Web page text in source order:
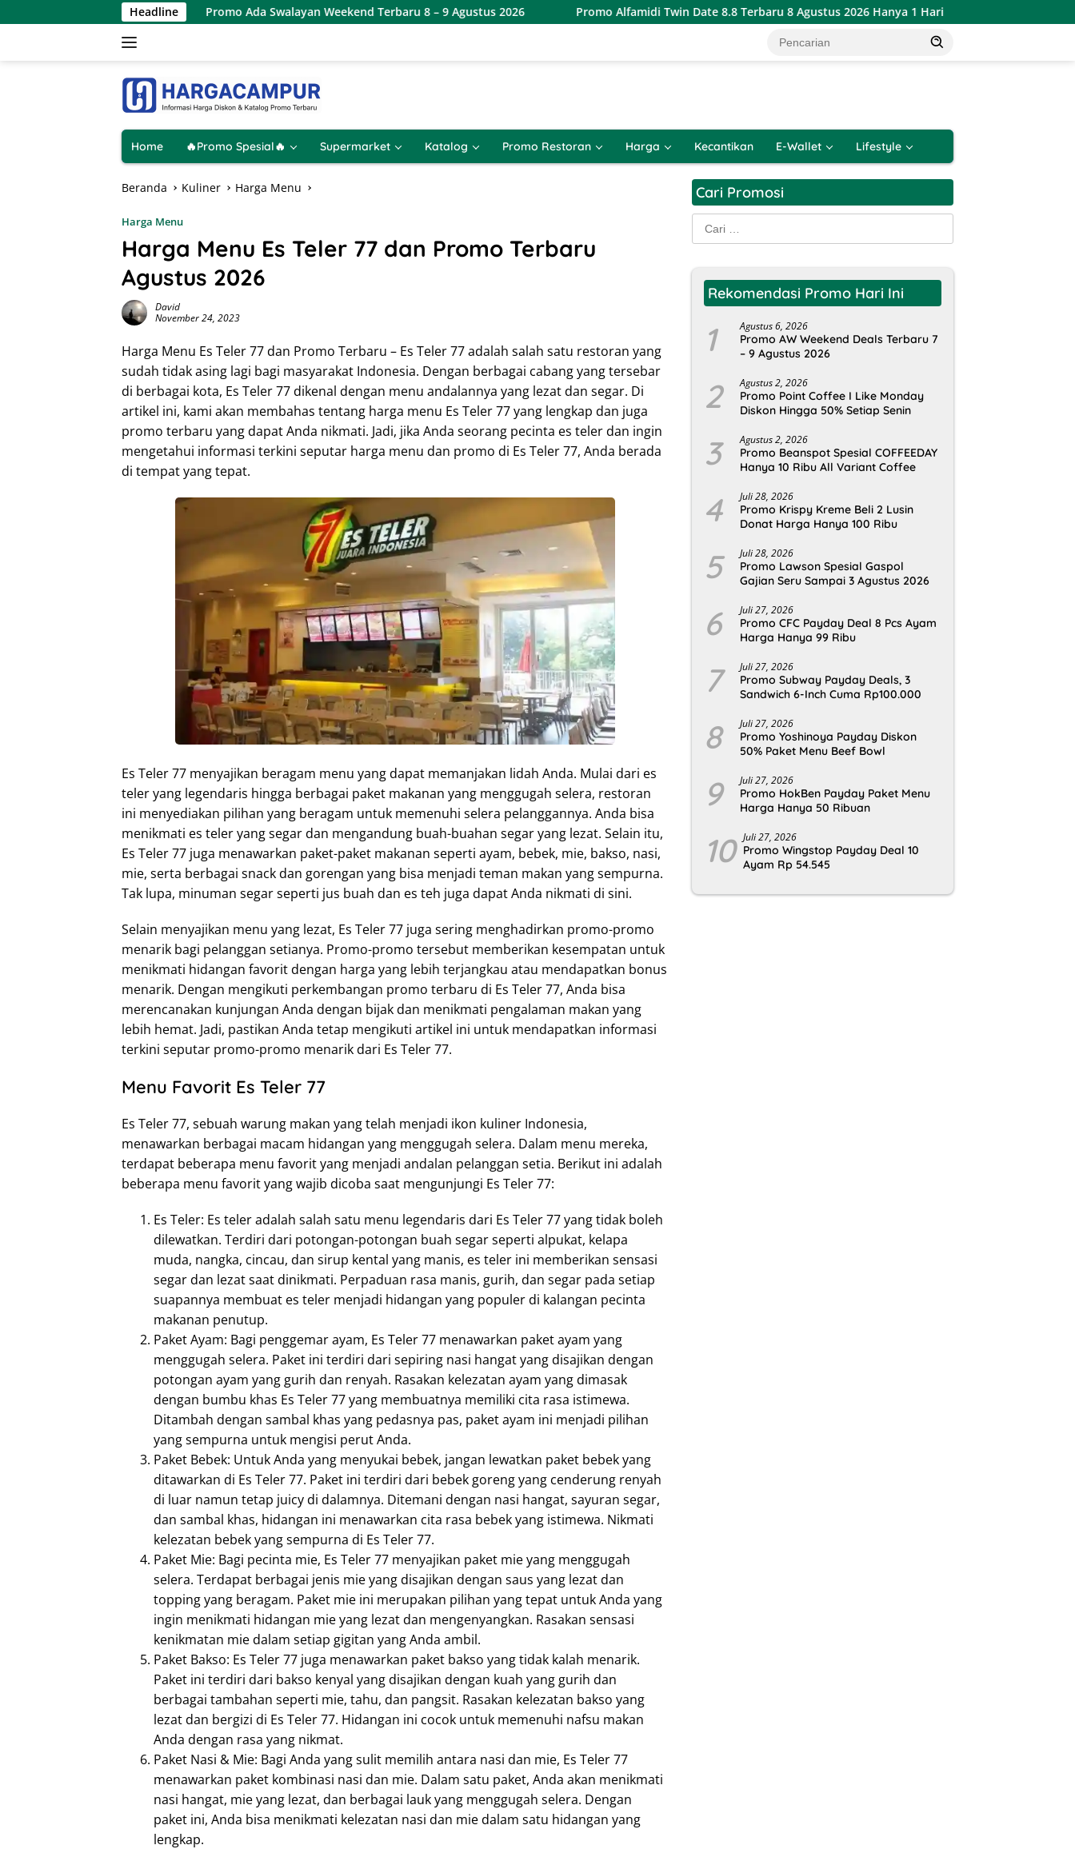
ke
Headline
Promo Ada Swalayan Weekend Terbaru 8 – 9 Agustus 2026 Promo Alfamidi Twin Date 8.8 Terbaru 8 Agustus 2026 Hanya 1 Hari Katalog Promo PSM
Home 🔥Promo Spesial🔥 Supermarket Katalog Promo Restoran Harga Kecantikan E-Wallet Lifestyle
Beranda Kuliner Harga Menu
Harga Menu
Harga Menu Es Teler 77 dan Promo Terbaru
Agustus 2026
David
November 24, 2023
Harga Menu Es Teler 77 dan Promo Terbaru – Es Teler 77 adalah salah satu restoran yang
sudah tidak asing lagi bagi masyarakat Indonesia. Dengan berbagai cabang yang tersebar
di berbagai kota, Es Teler 77 dikenal dengan menu andalannya yang lezat dan segar. Di
artikel ini, kami akan membahas tentang harga menu Es Teler 77 yang lengkap dan juga
promo terbaru yang dapat Anda nikmati. Jadi, jika Anda seorang pecinta es teler dan ingin
mengetahui informasi terkini seputar harga menu dan promo di Es Teler 77, Anda berada
di tempat yang tepat.
Es Teler 77 menyajikan beragam menu yang dapat memanjakan lidah Anda. Mulai dari es
teler yang legendaris hingga berbagai paket makanan yang menggugah selera, restoran
ini menyediakan pilihan yang beragam untuk memenuhi selera pelanggannya. Anda bisa
menikmati es teler yang segar dan mengandung buah-buahan segar yang lezat. Selain itu,
Es Teler 77 juga menawarkan paket-paket makanan seperti ayam, bebek, mie, bakso, nasi,
mie, serta berbagai snack dan gorengan yang bisa menjadi teman makan yang sempurna.
Tak lupa, minuman segar seperti jus buah dan es teh juga dapat Anda nikmati di sini.
Selain menyajikan menu yang lezat, Es Teler 77 juga sering menghadirkan promo-promo
menarik bagi pelanggan setianya. Promo-promo tersebut memberikan kesempatan untuk
menikmati hidangan favorit dengan harga yang lebih terjangkau atau mendapatkan bonus
menarik. Dengan mengikuti perkembangan promo terbaru di Es Teler 77, Anda bisa
merencanakan kunjungan Anda dengan bijak dan menikmati pengalaman makan yang
lebih hemat. Jadi, pastikan Anda tetap mengikuti artikel ini untuk mendapatkan informasi
terkini seputar promo-promo menarik dari Es Teler 77.
Menu Favorit Es Teler 77
Es Teler 77, sebuah warung makan yang telah menjadi ikon kuliner Indonesia,
menawarkan berbagai macam hidangan yang menggugah selera. Dalam menu mereka,
terdapat beberapa menu favorit yang menjadi andalan pelanggan setia. Berikut ini adalah
beberapa menu favorit yang wajib dicoba saat mengunjungi Es Teler 77:
Es Teler: Es teler adalah salah satu menu legendaris dari Es Teler 77 yang tidak boleh
dilewatkan. Terdiri dari potongan-potongan buah segar seperti alpukat, kelapa
muda, nangka, cincau, dan sirup kental yang manis, es teler ini memberikan sensasi
segar dan lezat saat dinikmati. Perpaduan rasa manis, gurih, dan segar pada setiap
suapannya membuat es teler menjadi hidangan yang populer di kalangan pecinta
makanan penutup.
Paket Ayam: Bagi penggemar ayam, Es Teler 77 menawarkan paket ayam yang
menggugah selera. Paket ini terdiri dari sepiring nasi hangat yang disajikan dengan
potongan ayam yang gurih dan renyah. Rasakan kelezatan ayam yang dimasak
dengan bumbu khas Es Teler 77 yang membuatnya memiliki cita rasa istimewa.
Ditambah dengan sambal khas yang pedasnya pas, paket ayam ini menjadi pilihan
yang sempurna untuk mengisi perut Anda.
Paket Bebek: Untuk Anda yang menyukai bebek, jangan lewatkan paket bebek yang
ditawarkan di Es Teler 77. Paket ini terdiri dari bebek goreng yang cenderung renyah
di luar namun tetap juicy di dalamnya. Ditemani dengan nasi hangat, sayuran segar,
dan sambal khas, hidangan ini menawarkan cita rasa bebek yang istimewa. Nikmati
kelezatan bebek yang sempurna di Es Teler 77.
Paket Mie: Bagi pecinta mie, Es Teler 77 menyajikan paket mie yang menggugah
selera. Terdapat berbagai jenis mie yang disajikan dengan saus yang lezat dan
topping yang beragam. Paket mie ini merupakan pilihan yang tepat untuk Anda yang
ingin menikmati hidangan mie yang lezat dan mengenyangkan. Rasakan sensasi
kenikmatan mie dalam setiap gigitan yang Anda ambil.
Paket Bakso: Es Teler 77 juga menawarkan paket bakso yang tidak kalah menarik.
Paket ini terdiri dari bakso kenyal yang disajikan dengan kuah yang gurih dan
berbagai tambahan seperti mie, tahu, dan pangsit. Rasakan kelezatan bakso yang
lezat dan bergizi di Es Teler 77. Hidangan ini cocok untuk memenuhi nafsu makan
Anda dengan rasa yang nikmat.
Paket Nasi & Mie: Bagi Anda yang sulit memilih antara nasi dan mie, Es Teler 77
menawarkan paket kombinasi nasi dan mie. Dalam satu paket, Anda akan menikmati
nasi hangat, mie yang lezat, dan berbagai lauk yang menggugah selera. Dengan
paket ini, Anda bisa menikmati kelezatan nasi dan mie dalam satu hidangan yang
lengkap.
Cari Promosi
Cari
untuk:
Rekomendasi Promo Hari Ini
1 Agustus 6, 2026
Promo AW Weekend Deals Terbaru 7
– 9 Agustus 2026
2 Agustus 2, 2026
Promo Point Coffee I Like Monday
Diskon Hingga 50% Setiap Senin
3 Agustus 2, 2026
Promo Beanspot Spesial COFFEEDAY
Hanya 10 Ribu All Variant Coffee
4 Juli 28, 2026
Promo Krispy Kreme Beli 2 Lusin
Donat Harga Hanya 100 Ribu
5 Juli 28, 2026
Promo Lawson Spesial Gaspol
Gajian Seru Sampai 3 Agustus 2026
6 Juli 27, 2026
Promo CFC Payday Deal 8 Pcs Ayam
Harga Hanya 99 Ribu
7 Juli 27, 2026
Promo Subway Payday Deals, 3
Sandwich 6-Inch Cuma Rp100.000
8 Juli 27, 2026
Promo Yoshinoya Payday Diskon
50% Paket Menu Beef Bowl
9 Juli 27, 2026
Promo HokBen Payday Paket Menu
Harga Hanya 50 Ribuan
10 Juli 27, 2026
Promo Wingstop Payday Deal 10
Ayam Rp 54.545